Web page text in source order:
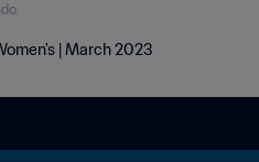
| March 2023